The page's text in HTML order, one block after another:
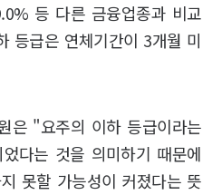
등 다른 금융업종과 비교
등급은 연체기간이 3개월 미
은 "요주의 이하 등급이라는
다는 것을 의미하기 때문에
못할 가능성이 커졌다는 뜻